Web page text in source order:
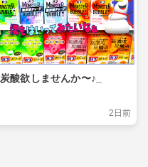
炭酸欲しませんか〜♪_
2日前